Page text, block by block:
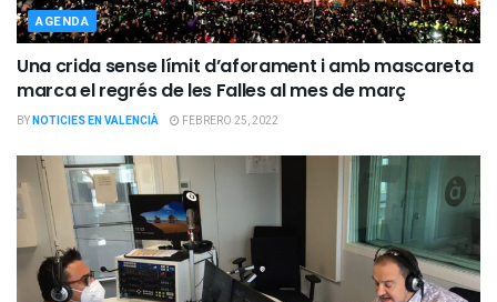
AGENDA
Una crida sense límit d’aforament i amb mascareta
marca el regrés de les Falles al mes de març
BYNOTICIES EN VALENCIÀ FEBRERO 25, 2022